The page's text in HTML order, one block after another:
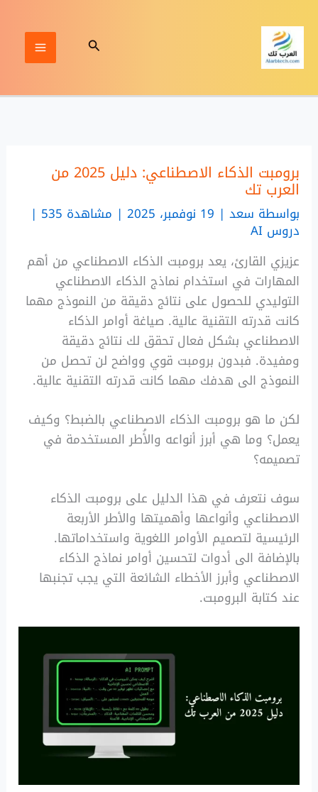
إلى
المحتوى
البحث
برومبت الذكاء الاصطناعي: دليل 2025 من
العرب تك
بواسطة سعد | 19 نوفمبر، 2025 | مشاهدة 535 |
دروس AI
عزيزي القارئ، يعد برومبت الذكاء الاصطناعي من أهم
المهارات في استخدام نماذج الذكاء الاصطناعي
التوليدي للحصول على نتائج دقيقة من النموذج مهما
كانت قدرته التقنية عالية. صياغة أوامر الذكاء
الاصطناعي بشكل فعال تحقق لك نتائج دقيقة
ومفيدة. فبدون برومبت قوي وواضح لن تحصل من
النموذج الى هدفك مهما كانت قدرته التقنية عالية.
لكن ما هو برومبت الذكاء الاصطناعي بالضبط؟ وكيف
يعمل؟ وما هي أبرز أنواعه والأُطر المستخدمة في
تصميمه؟
سوف نتعرف في هذا الدليل على برومبت الذكاء
الاصطناعي وأنواعها وأهميتها والأطر الأربعة
الرئيسية لتصميم الأوامر اللغوية واستخداماتها.
بالإضافة الى أدوات لتحسين أوامر نماذج الذكاء
الاصطناعي وأبرز الأخطاء الشائعة التي يجب تجنبها
عند كتابة البرومبت.